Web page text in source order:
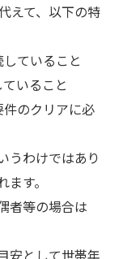
えて、以下の特
ていること
いること
のクリアに必
うわけではあり
す。
者等の場合は
安として世帯年